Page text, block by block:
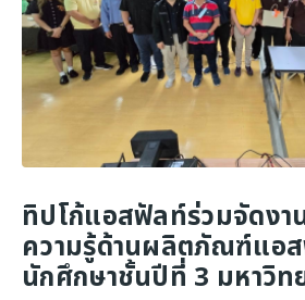
ทิปโก้แอสฟัลท์ร่วมจัดงา
ความรู้ด้านผลิตภัณฑ์แอ
นักศึกษาชั้นปีที่ 3 มหาวิท